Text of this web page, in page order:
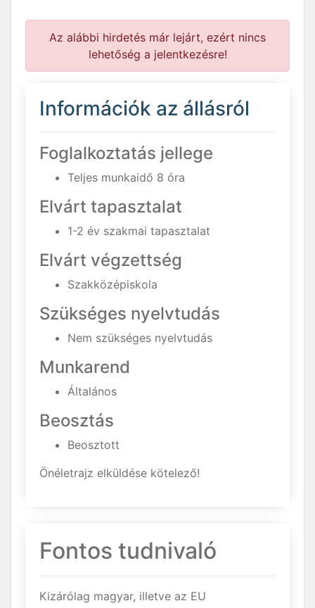
Az alábbi hirdetés már lejárt, ezért nincs
lehetőség a jelentkezésre!
Információk az állásról
Foglalkoztatás jellege
Teljes munkaidő 8 óra
Elvárt tapasztalat
1-2 év szakmai tapasztalat
Elvárt végzettség
Szakközépiskola
Szükséges nyelvtudás
Nem szükséges nyelvtudás
Munkarend
Általános
Beosztás
Beosztott
Önéletrajz elküldése kötelező!
Fontos tudnivaló
Kizárólag magyar, illetve az EU